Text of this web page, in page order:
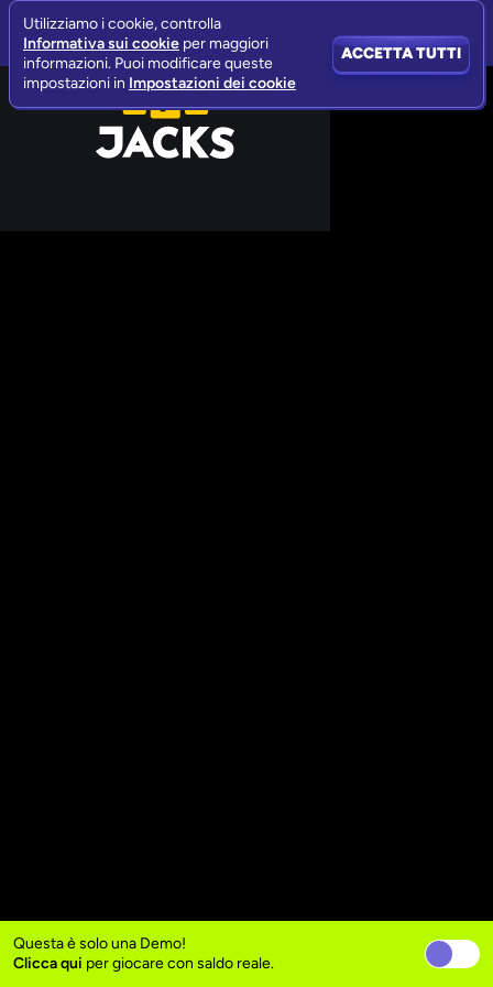
Questa è solo una Demo!
Clicca qui per giocare con saldo reale.
Utilizziamo i cookie, controlla
Informativa sui cookie per maggiori
informazioni. Puoi modificare queste
impostazioni in Impostazioni dei cookie
ACCETTA TUTTI